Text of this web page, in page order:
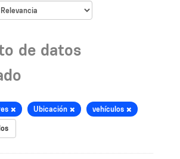
de datos
Ubicación vehículos